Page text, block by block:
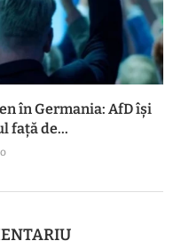
în Germania: AfD își
față de...